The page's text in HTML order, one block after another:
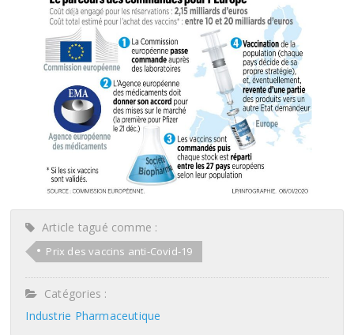
Article tagué comme :
Prix des vaccins anti-Covid-19
Catégories :
Industrie Pharmaceutique